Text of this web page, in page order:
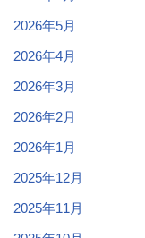
2026年5月
2026年4月
2026年3月
2026年2月
2026年1月
2025年12月
2025年11月